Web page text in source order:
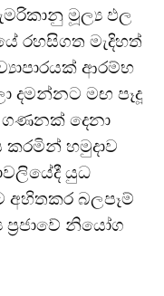
මූල්‍ය ඵල
රහසිගත මැදිහත්
ආරම්භ
දමන්නට මඟ පෑදූ
ගණනක් දෙනා
කරමින් හමුදාව
යුධ
අහිතකර බලපෑම්
නියෝග